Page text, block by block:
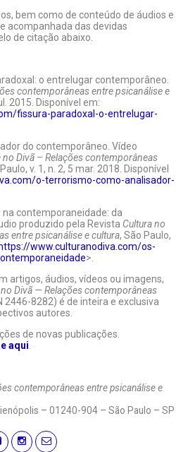
bem como de conteúdo de áudios e
acompanhada das devidas
de citação abaixo.
o entrelugar contemporâneo.
contemporâneas entre psicanálise e
2015. Disponível em:
fissura-paradoxal-o-entrelugar-
do contemporâneo. Vídeo
no Divã – Relações contemporâneas
v. 1, n. 2, 5 mar. 2018. Disponível
o-terrorismo-como-analisador-
na contemporaneidade: da
produzido pela Revista Cultura no
entre psicanálise e cultura, São Paulo,
https://www.culturanodiva.com/os-
>.
artigos, áudios, vídeos ou imagens,
no Divã — Relações contemporâneas
2446-8282) é de inteira e exclusiva
autores.
de novas publicações.
aqui
contemporâneas entre psicanálise e
– 01240-904 – São Paulo – SP